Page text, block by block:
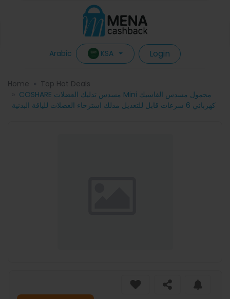
Arabic KSA Login
Home
Top Hot Deals
COSHARE مسدس تدليك العضلات Mini محمول مسدس الفاسيك
كهربائي 6 سرعات قابل للتعديل مدلك استرخاء العضلات للياقة البدنية